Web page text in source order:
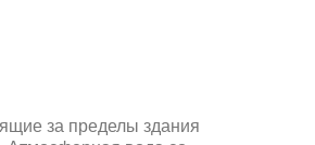
за пределы здания